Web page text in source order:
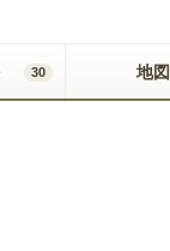
30 地図